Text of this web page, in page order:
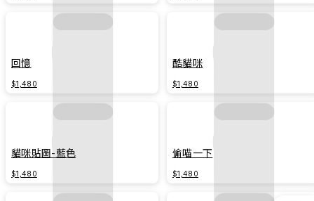
回憶
$1,480
酷貓咪
$1,480
貓咪貼圖-藍色
$1,480
偷喵一下
$1,480